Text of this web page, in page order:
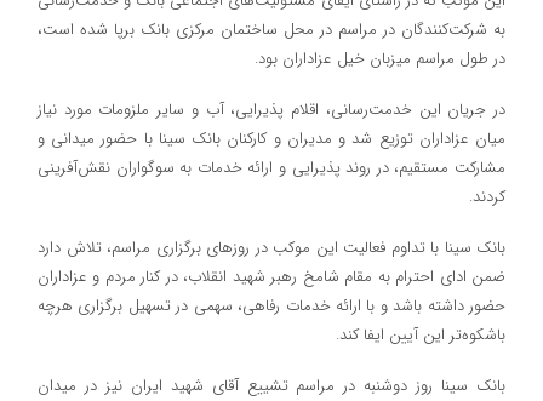
به شرکت‌کنندگان در مراسم در محل ساختمان مرکزی بانک برپا شده است،
در طول مراسم میزبان خیل عزاداران بود.
در جریان این خدمت‌رسانی، اقلام پذیرایی، آب و سایر ملزومات مورد نیاز
میان عزاداران توزیع شد و مدیران و کارکنان بانک سینا با حضور میدانی و
مشارکت مستقیم، در روند پذیرایی و ارائه خدمات به سوگواران نقش‌آفرینی
کردند.
بانک سینا با تداوم فعالیت این موکب در روزهای برگزاری مراسم، تلاش دارد
ضمن ادای احترام به مقام شامخ رهبر شهید انقلاب، در کنار مردم و عزاداران
حضور داشته باشد و با ارائه خدمات رفاهی، سهمی در تسهیل برگزاری هرچه
باشکوه‌تر این آیین ایفا کند.
بانک سینا روز دوشنبه در مراسم تشییع آقای شهید ایران نیز در میدان